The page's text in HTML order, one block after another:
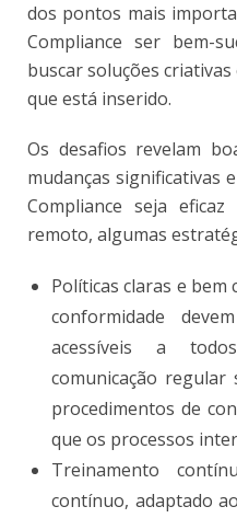
dos pontos mais
Compliance ser bem-
buscar soluções
que está inserido.
Os desafios revelam
mudanças significativas
Compliance seja
remoto, algumas
Políticas claras e bem
conformidade
acessíveis a
comunicação
procedimentos de
que os processos
Treinamento
contínuo, adaptado